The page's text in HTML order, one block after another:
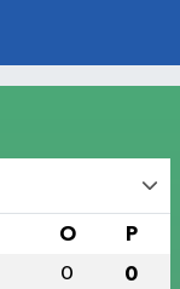
O P
0 0